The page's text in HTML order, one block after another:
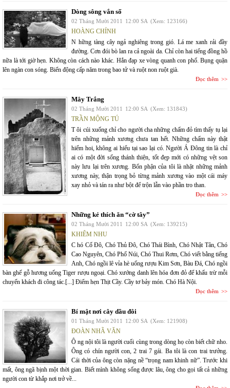
Dòng sông vắn số
02 Tháng Mười 2011 12:00 SA (Xem: 123166)
HOÀNG CHÍNH
N hững tàng cây ngả nghiêng trong gió. Lá me xanh rải đầy
đường. Cơn đói bò lan ra cả ngoài da. Chỉ còn hai tiếng đồng hồ
nữa là tới giờ hẹn. Không còn cách nào khác. Hắn đạp xe vòng quanh con phố. Bụng quặn
lên ngàn con sóng. Biển động cấp năm trong bao tử và ruột non ruột già.
Đọc thêm
Mây Trắng
02 Tháng Mười 2011 12:00 SA (Xem: 131843)
TRẦN MỘNG TÚ
T ôi cúi xuống chỉ cho người cha những chấm đỏ tìm thấy tụ lại
trên những mảnh xương chưa tan hết. Những chấm này thật
hiếm hoi, không ai hiểu tại sao lại có. Người Á Đông tin là chỉ
ai có một đời sống thánh thiện, tốt đẹp mới có những vệt son
này lưu lại trên xương. Bổn phận của tôi là nhặt những mảnh
xương này, thận trọng bỏ từng mảnh xương vào một cái máy
xay nhỏ và tán ra như bột để trộn lẫn vào phần tro than.
Đọc thêm
Những kẻ thích ăn “cờ tây”
02 Tháng Mười 2011 12:00 SA (Xem: 139215)
KHIÊM NHU
C hó Cố Đô, Chó Thủ Đô, Chó Thái Bình, Chó Nhật Tân, Chó
Cao Nguyên, Chó Phố Núi, Chó Thui Rơm, Chó viết bằng tiếng
Anh, Chó ngồi lê vỉa hè uống rượu Kim Sơn, Bàu Đá, Chó ngồi
bàn ghế gỗ hương uống Tiger rượu ngoại. Chó xướng danh lên hóa đơn đỏ để khấu trừ mỗi
chuyến khách đi công tác.[...] Điểm hẹn Thịt Cầy. Cầy tơ bảy món. Chó Hà Nội.
Đọc thêm
Bí mật nơi cây dầu đôi
01 Tháng Mười 2011 12:00 SA (Xem: 121908)
ĐOÀN NHÃ VĂN
Ô ng nội tôi là người cuối cùng trong dòng họ còn biết chữ nho.
Ông có chín người con, 2 trai 7 gái. Ba tôi là con trai trưởng.
Cái thời của ông còn nặng nề “trọng nam khinh nữ”. Trước khi
mất, ông ngã bịnh một thời gian. Biết mình không sống được lâu, ông cho gọi tất cả những
người con từ khắp nơi trở về...